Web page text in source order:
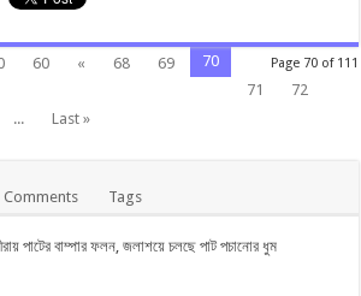
Page 70 of 111
60 « 68 69
70
71
72
... Last »
Comments Tags
পাটের বাম্পার ফলন, জলাশয়ে চলছে পাট পচানোর ধুম